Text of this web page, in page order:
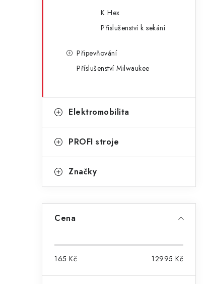
K Hex
Příslušenství k sekání
Připevňování
Příslušenství Milwaukee
Elektromobilita
PROFI stroje
Značky
Cena
165 Kč 12995 Kč